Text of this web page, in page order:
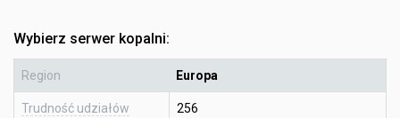
Wybierz serwer kopalni:
Region Europa
Trudność udziałów 256